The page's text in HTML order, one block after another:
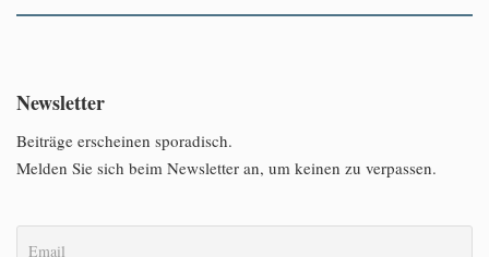
Newsletter
Beiträge erscheinen sporadisch.
Melden Sie sich beim Newsletter an, um keinen zu verpassen.